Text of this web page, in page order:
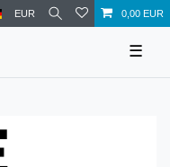
EUR 0,00 EUR
☰